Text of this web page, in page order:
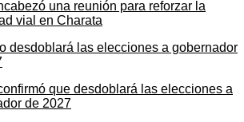
una reunión para reforzar la
vial en Charata
que desdoblará las elecciones a
de 2027